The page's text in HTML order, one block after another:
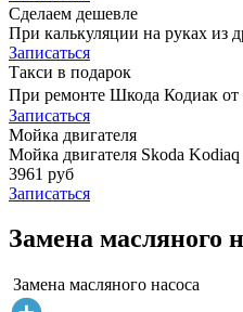
Сделаем дешевле
При калькуляции на руках из
Записаться
Такси в подарок
При ремонте Шкода Кодиак от
Записаться
Мойка двигателя
Мойка двигателя Skoda
3961 руб
Записаться
Замена масляного
Замена масляного насоса